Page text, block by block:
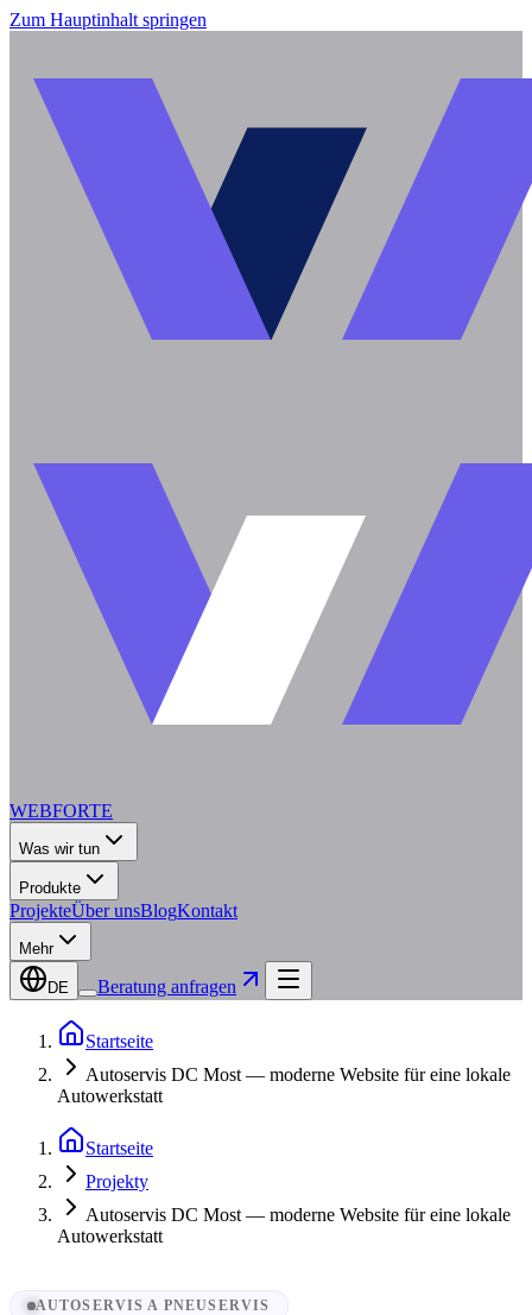
Zum Hauptinhalt springen
WEBFORTE
Was wir tun
Produkte
ProjekteÜber unsBlogKontakt
Mehr
DE Beratung anfragen
Startseite
Autoservis DC Most — moderne Website für eine lokale
Autowerkstatt
Startseite
Projekty
Autoservis DC Most — moderne Website für eine lokale
Autowerkstatt
AUTOSERVIS A PNEUSERVIS